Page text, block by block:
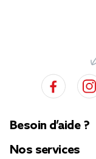
Besoin d’aide ?
Nos services